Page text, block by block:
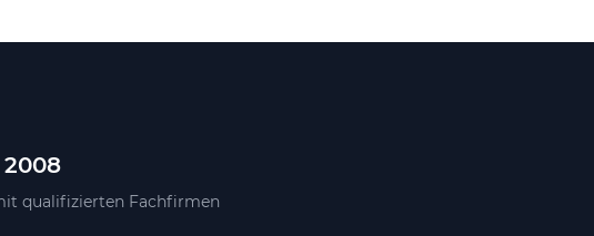
qualifizierten Fachfirmen